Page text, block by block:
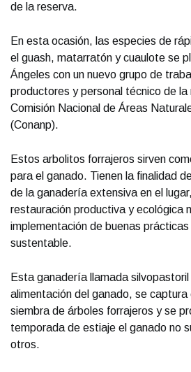
de la reserva.
En esta ocasión, las especies de
el guash, matarratón y cuaulote se
Ángeles con un nuevo grupo de
productores y personal técnico de
Comisión Nacional de Áreas
(Conanp).
Estos arbolitos forrajeros sirven
para el ganado. Tienen la finalidad
de la ganadería extensiva en el
restauración productiva y ecológica
implementación de buenas
sustentable.
Esta ganadería llamada
alimentación del ganado, se captura
siembra de árboles forrajeros y se
temporada de estiaje el ganado no
otros.